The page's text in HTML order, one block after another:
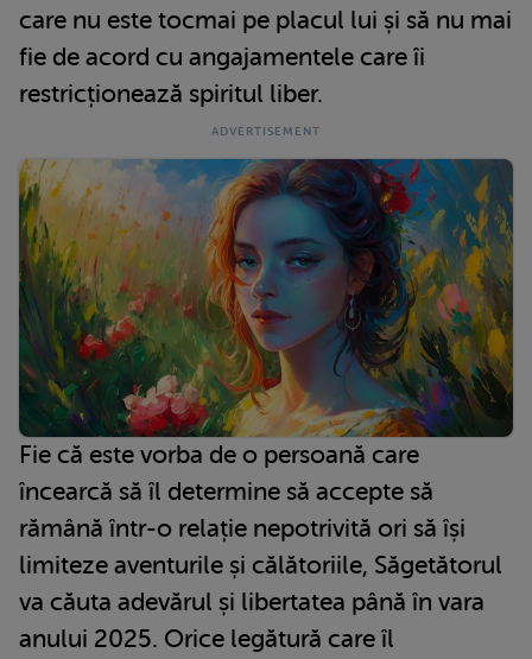
care nu este tocmai pe placul lui și să nu mai
fie de acord cu angajamentele care îi
restricționează spiritul liber.
Fie că este vorba de o persoană care
încearcă să îl determine să accepte să
rămână într-o relație nepotrivită ori să își
limiteze aventurile și călătoriile, Săgetătorul
va căuta adevărul și libertatea până în vara
anului 2025. Orice legătură care îl